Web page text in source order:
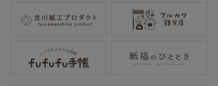
キャラクター別
サンリオキャラクタ
ーズ
コラボ別